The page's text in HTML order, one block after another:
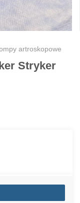
artroskopowe
Stryker